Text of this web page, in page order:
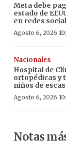
Meta debe
estado de
en redes
Agosto 6, 2026
Nacionales
Hospital de
ortopédicas y
niños de
Agosto 6, 2026
Notas